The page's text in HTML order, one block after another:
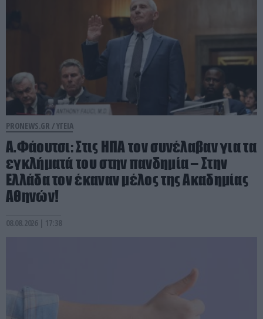
PRONEWS.GR /ΥΓΕΙΑ
Α.Φάουτσι: Στις ΗΠΑ τον συνέλαβαν για τα
εγκλήματά του στην πανδημία – Στην
Ελλάδα τον έκαναν μέλος της Ακαδημίας
Αθηνών!
08.08.2026 | 17:38